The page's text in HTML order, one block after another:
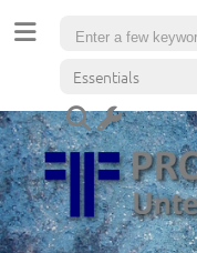
Essentials